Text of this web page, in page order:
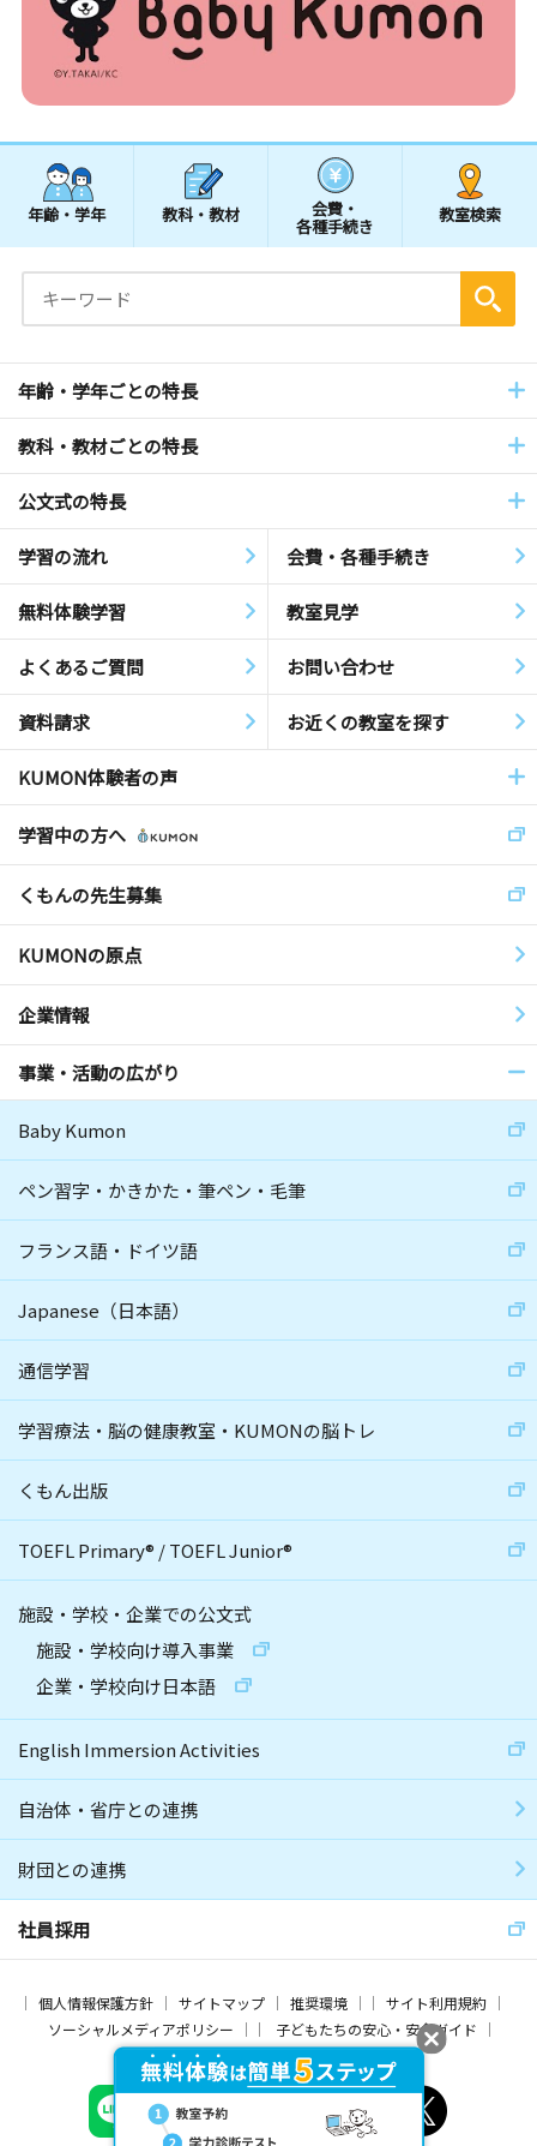
年齢・学年 教科・教材 会費・
各種手続き
教室検索
年齢・学年ごとの特長
教科・教材ごとの特長
公文式の特長
学習の流れ 会費・各種手続き
無料体験学習 教室見学
よくあるご質問 お問い合わせ
資料請求 お近くの教室を探す
KUMON体験者の声
学習中の方へ
くもんの先生募集
KUMONの原点
企業情報
事業・活動の広がり
Baby Kumon
ペン習字・かきかた・筆ペン・毛筆
フランス語・ドイツ語
Japanese（日本語）
通信学習
学習療法・脳の健康教室・KUMONの脳トレ
くもん出版
TOEFL Primary® /TOEFL Junior®
施設・学校・企業での公文式
施設・学校向け導入事業
企業・学校向け日本語
English Immersion Activities
自治体・省庁との連携
財団との連携
社員採用
個人情報保護方針 サイトマップ 推奨環境
サイト利用規約
ソーシャルメディアポリシー
子どもたちの安心・安全ガイド